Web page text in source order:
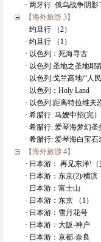
· 两牙行: 俄乌战争阴影
【海外旅游 3】
· 约旦行 （2）
· 约旦行 （1）
· 以色列：死海寻古
· 以色列:圣地之圣地耶
· 以色列:戈兰高地/“人
· 以色列：Holy Land
· 以色列:距离特拉维夫
· 希腊行: 马嫂中招(完）
· 希腊行: 爱琴海梦幻圣
· 希腊行: 爱琴海白宝石
【海外旅游 4】
· 日本游： 再见东洋!（
· 日本游：东京(2)/横滨
· 日本游：富士山
· 日本游：东京 （1）
· 日本游：雪月花号
· 日本游：大阪-神户
· 日本游：京都-奈良